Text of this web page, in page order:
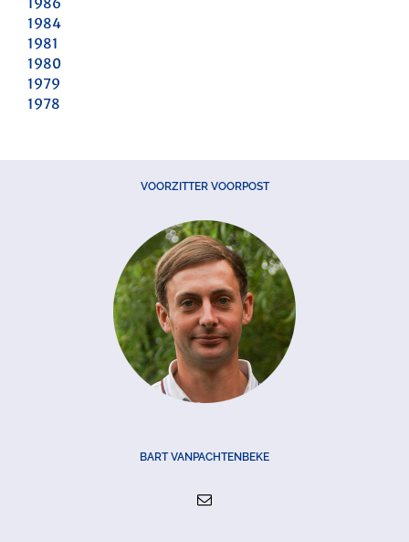
1984
1981
1980
1979
1978
VOORZITTER VOORPOST
BART VANPACHTENBEKE